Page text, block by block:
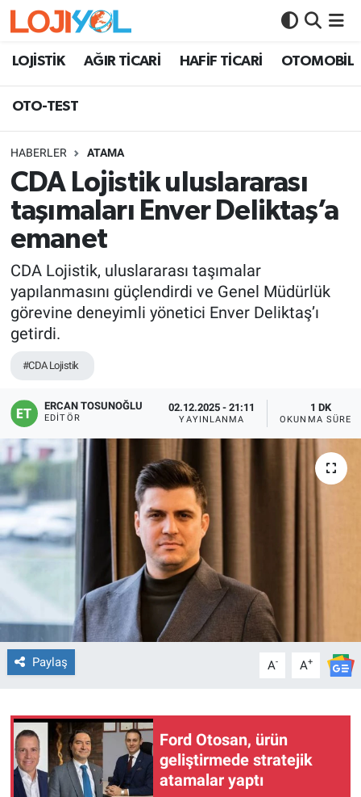
LOJİSTİK AĞIR TİCARİ HAFİF TİCARİ OTOMOBİL
OTO-TEST
HABERLER ATAMA
CDA Lojistik uluslararası
taşımaları Enver Deliktaş’a
emanet
CDA Lojistik, uluslararası taşımalar
yapılanmasını güçlendirdi ve Genel Müdürlük
görevine deneyimli yönetici Enver Deliktaş’ı
getirdi.
#CDA Lojistik
ERCAN TOSUNOĞLU
EDITÖR
02.12.2025 - 21:11
YAYINLANMA
1 DK
OKUNMA SÜRESI
Paylaş A- A+
Ford Otosan, ürün
geliştirmede stratejik
atamalar yaptı
OTO-TEST